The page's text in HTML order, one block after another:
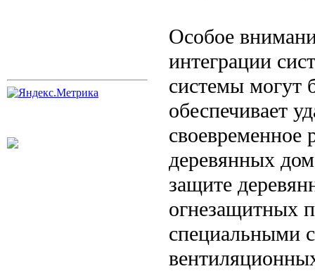
Особое
интеграции
системы могут
обеспечивает
своевременное
деревянных
защите
огнезащитных
специальными